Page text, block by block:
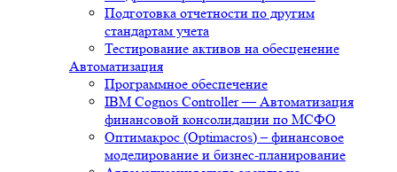
Подготовка отчетности по другим
стандартам учета
Тестирование активов на обесценение
Автоматизация
Программное обеспечение
IBM Cognos Controller — Автоматизация
финансовой консолидации по МСФО
Оптимакрос (Optimacros) – финансовое
моделирование и бизнес-планирование